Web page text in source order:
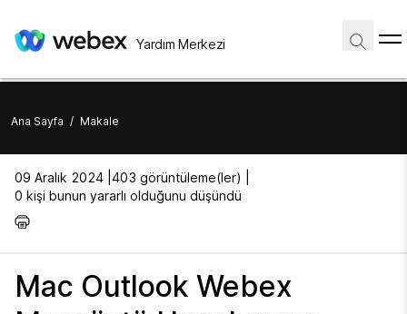
Yardım Merkezi
Ana Sayfa / Makale
09 Aralık 2024 | 403 görüntüleme(ler) |
0 kişi bunun yararlı olduğunu düşündü
Mac Outlook Webex